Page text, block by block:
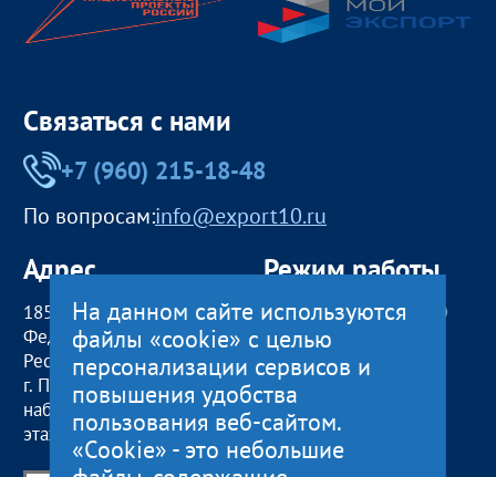
Связаться с нами
+7 (960) 215-18-48
По вопросам:info@export10.ru
Адрес
185000, Российская
Федерация,
Республика Карелия
г. Петрозаводск,
наб. Гюллинга, 11 / 2
этаж, офис 2
Режим работы
пн — чт:09:00 — 18:00
пт:09:00 — 17:00
обед с 13:00 до 14:00
сб, вс
На данном сайте используются
файлы «cookie» с целью
персонализации сервисов и
повышения удобства
пользования веб-сайтом.
«Cookie» - это небольшие